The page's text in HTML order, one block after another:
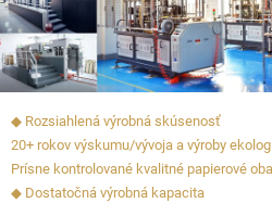
◆ Rozsiahlená výrobná skúsenosť
20+ rokov výskumu/vývoja a výroby
Prísne kontrolované kvalitné papierové
◆ Dostatočná výrobná kapacita